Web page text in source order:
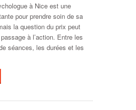
à Nice est une
pour prendre soin de sa
la question du prix peut
à l’action. Entre les
séances, les durées et les